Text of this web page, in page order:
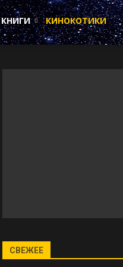
КНИГИ КИНОКОТИКИ
СВЕЖЕЕ